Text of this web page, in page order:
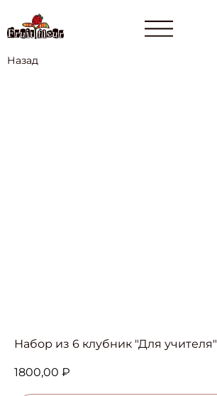
Назад
Набор из 6 клубник "Для учителя"
1800,00 ₽